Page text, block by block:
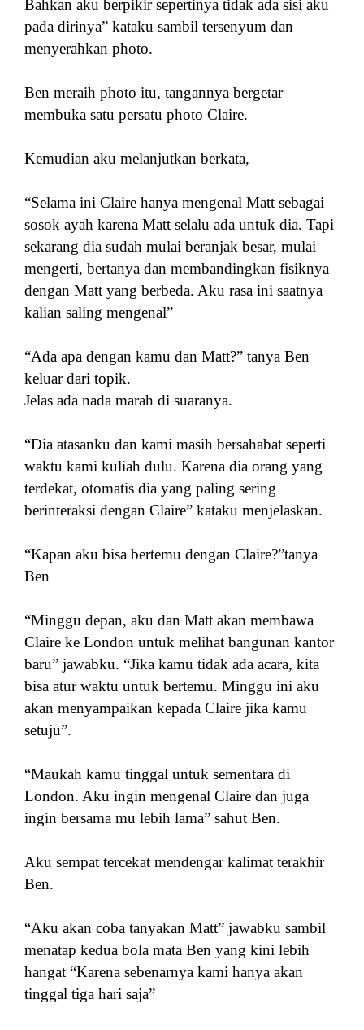
Bahkan aku berpikir sepertinya tidak ada sisi aku
pada dirinya” kataku sambil tersenyum dan
menyerahkan photo.
Ben meraih photo itu, tangannya bergetar
membuka satu persatu photo Claire.
Kemudian aku melanjutkan berkata,
“Selama ini Claire hanya mengenal Matt sebagai
sosok ayah karena Matt selalu ada untuk dia. Tapi
sekarang dia sudah mulai beranjak besar, mulai
mengerti, bertanya dan membandingkan fisiknya
dengan Matt yang berbeda. Aku rasa ini saatnya
kalian saling mengenal”
“Ada apa dengan kamu dan Matt?” tanya Ben
keluar dari topik.
Jelas ada nada marah di suaranya.
“Dia atasanku dan kami masih bersahabat seperti
waktu kami kuliah dulu. Karena dia orang yang
terdekat, otomatis dia yang paling sering
berinteraksi dengan Claire” kataku menjelaskan.
“Kapan aku bisa bertemu dengan Claire?”tanya
Ben
“Minggu depan, aku dan Matt akan membawa
Claire ke London untuk melihat bangunan kantor
baru” jawabku. “Jika kamu tidak ada acara, kita
bisa atur waktu untuk bertemu. Minggu ini aku
akan menyampaikan kepada Claire jika kamu
setuju”.
“Maukah kamu tinggal untuk sementara di
London. Aku ingin mengenal Claire dan juga
ingin bersama mu lebih lama” sahut Ben.
Aku sempat tercekat mendengar kalimat terakhir
Ben.
“Aku akan coba tanyakan Matt” jawabku sambil
menatap kedua bola mata Ben yang kini lebih
hangat “Karena sebenarnya kami hanya akan
tinggal tiga hari saja”